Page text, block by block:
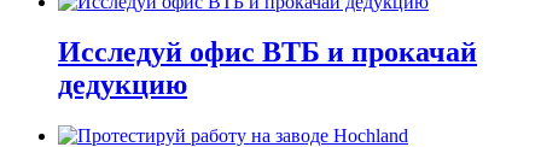
Исследуй офис ВТБ и прокачай
дедукцию